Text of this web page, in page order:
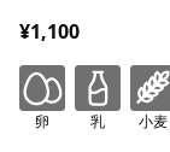
¥1,100
卵 乳 小麦